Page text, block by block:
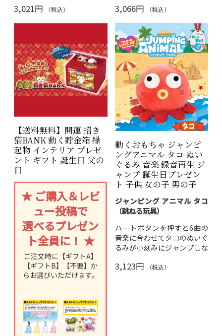
3,021円 （税込） 3,066円 （税込）
【送料無料】開運 招き
猫BANK 動く貯金箱 縁
起物 インテリア プレゼ
ント ギフト 誕生日 父の
日
★ ご購入＆レビ
ュー投稿で
選べるプレゼン
ト全員に！ ★
ご注文時に【ギフトA】
【ギフトB】【不要】か
らお選びいただけます。
動くおもちゃ ジャンピ
ングアニマル タコ ぬい
ぐるみ 音楽 録音再生 ジ
ャンプ 誕生日プレゼン
ト 子供 女の子 男の子
ジャンピング アニマル タコ
（跳ねる玩具）
ハートボタンを押すと6曲の
音楽に合わせてタコのぬいぐ
るみが小刻みにジャンプしな
を録音すると、タコがジャン
3,123円 （税込）